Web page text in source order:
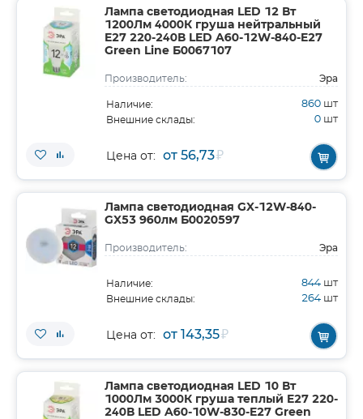
Лампа светодиодная LED 12 Вт
1200Лм 4000К груша нейтральный
E27 220-240В LED A60-12W-840-E27
Green Line Б0067107
Производитель: Эра
Наличие: 860 шт
Внешние склады: 0 шт
Цена от: от 56,73₽
Лампа светодиодная GX-12W-840-
GX53 960лм Б0020597
Производитель: Эра
Наличие: 844 шт
Внешние склады: 264 шт
Цена от: от 143,35₽
Лампа светодиодная LED 10 Вт
1000Лм 3000К груша теплый E27 220-
240В LED A60-10W-830-E27 Green